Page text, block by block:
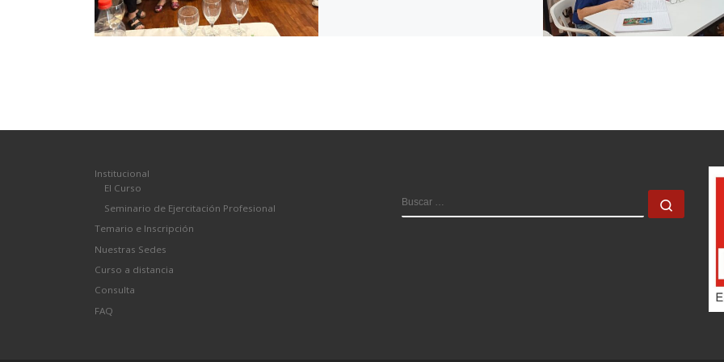
Institucional
El Curso
Seminario de Ejercitación Profesional
Temario e Inscripción
Nuestras Sedes
Curso a distancia
Consulta
FAQ
BUSCAR